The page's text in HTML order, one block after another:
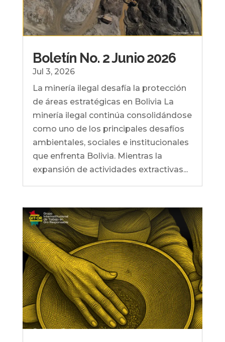
Boletín No. 2 Junio 2026
Jul 3, 2026
La minería ilegal desafía la protección
de áreas estratégicas en Bolivia La
minería ilegal continúa consolidándose
como uno de los principales desafíos
ambientales, sociales e institucionales
que enfrenta Bolivia. Mientras la
expansión de actividades extractivas...